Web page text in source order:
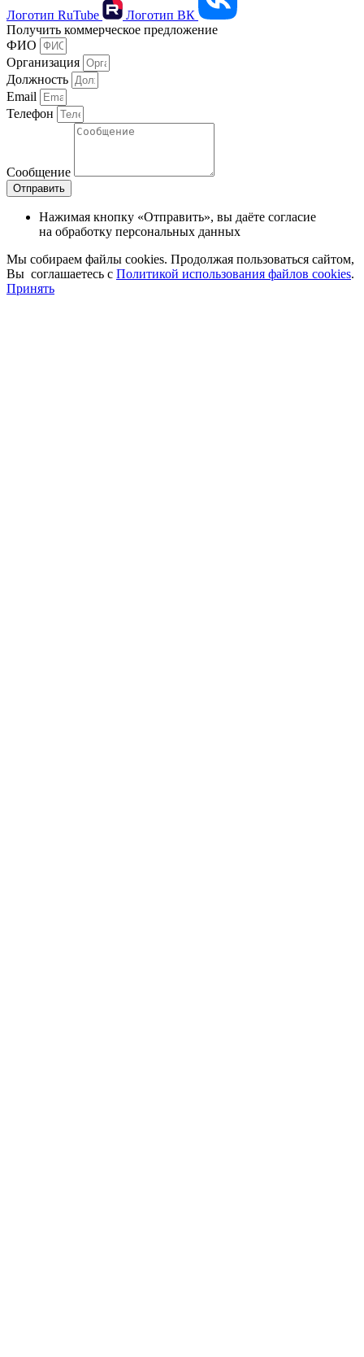
Логотип RuTube
Логотип ВК
Получить коммерческое предложение
ФИО
Организация
Должность
Email
Телефон
Сообщение
Отправить
Нажимая кнопку «Отправить», вы даёте согласие
на обработку персональных данных
Мы собираем файлы cookies. Продолжая пользоваться сайтом,
Вы соглашаетесь с Политикой использования файлов cookies.
Принять